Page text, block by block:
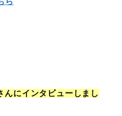
にインタビューしまし